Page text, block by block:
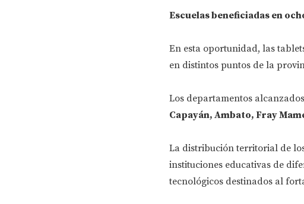
Escuelas beneficiadas en
En esta oportunidad, las
en distintos puntos de la
Los departamentos
Capayán, Ambato, Fray
La distribución territorial de
instituciones educativas de
tecnológicos destinados al